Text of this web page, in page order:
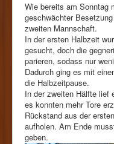
Wie bereits am Sonntag
geschwächter
zweiten Mannschaft.
In der ersten Halbzeit
gesucht, doch die
parieren, sodass nur
Dadurch ging es mit
die Halbzeitpause.
In der zweiten Hälfte lief
es konnten mehr Tore
Rückstand aus der
aufholen. Am Ende
geben.